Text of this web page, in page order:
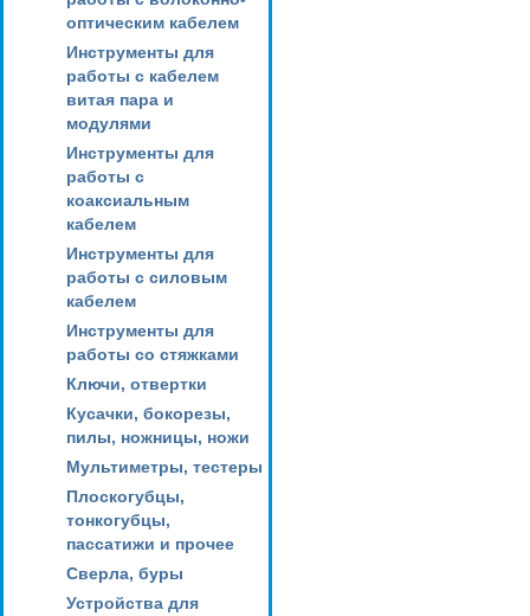
оптическим кабелем
Инструменты для
работы с кабелем
витая пара и
модулями
Инструменты для
работы с
коаксиальным
кабелем
Инструменты для
работы с силовым
кабелем
Инструменты для
работы со стяжками
Ключи, отвертки
Кусачки, бокорезы,
пилы, ножницы, ножи
Мультиметры, тестеры
Плоскогубцы,
тонкогубцы,
пассатижи и прочее
Сверла, буры
Устройства для